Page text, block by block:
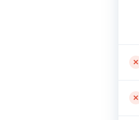
✕
✕